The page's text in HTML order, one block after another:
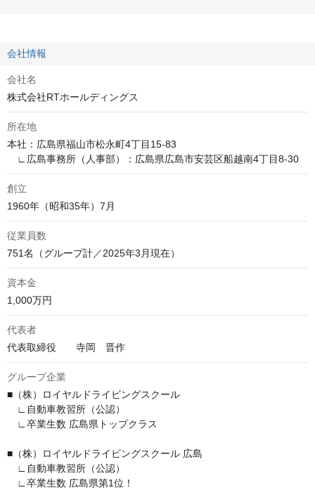
会社情報
会社名
株式会社RTホールディングス
所在地
本社：広島県福山市松永町4丁目15-83
∟広島事務所（人事部）：広島県広島市安芸区船越南4丁目8-30
創立
1960年（昭和35年）7月
従業員数
751名（グループ計／2025年3月現在）
資本金
1,000万円
代表者
代表取締役　　寺岡　晋作
グループ企業
■（株）ロイヤルドライビングスクール
∟自動車教習所（公認）
∟卒業生数 広島県トップクラス
■（株）ロイヤルドライビングスクール 広島
∟自動車教習所（公認）
∟卒業生数 広島県第1位！